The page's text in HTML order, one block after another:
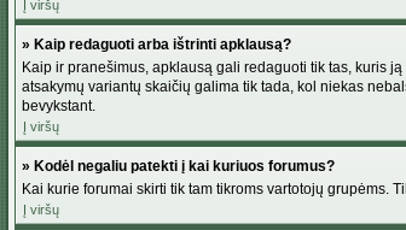
Į viršų
» Kaip redaguoti arba ištrinti apklausą?
Kaip ir pranešimus, apklausą gali redaguoti tik tas, kuris
atsakymų variantų skaičių galima tik tada, kol niekas
bevykstant.
Į viršų
» Kodėl negaliu patekti į kai kuriuos forumus?
Kai kurie forumai skirti tik tam tikroms vartotojų grupėms.
Į viršų